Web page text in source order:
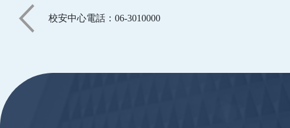
校安中心電話：06-3010000